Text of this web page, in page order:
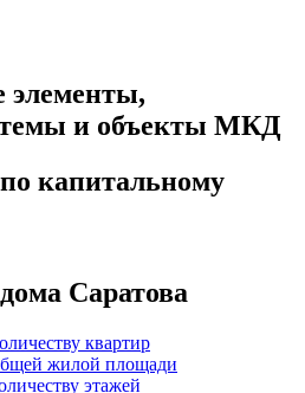
элементы,
и объекты МКД
капитальному
Саратова
квартир
жилой площади
этажей